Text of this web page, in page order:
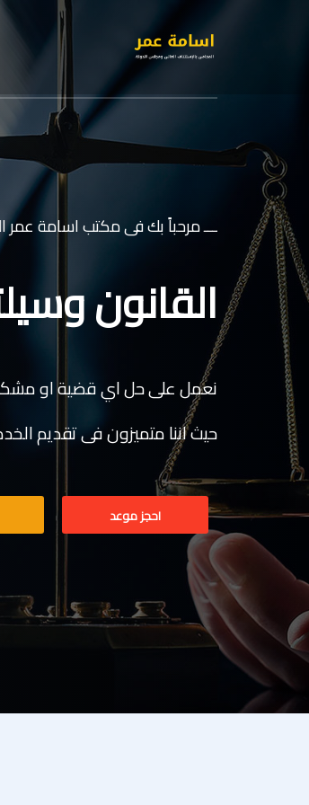
ـــ مرحباً بك فى مكتب اسامة عمر
القانون
نعمل على حل اي قضية او
حيث اننا متميزون فى تقديم الخدمات
احجز موعد